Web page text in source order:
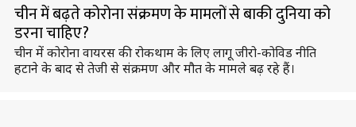
चीन में बढ़ते कोरोना संक्रमण के मामलों से बाकी दुनिया को
डरना चाहिए?
चीन में कोरोना वायरस की रोकथाम के लिए लागू जीरो-कोविड नीति
हटाने के बाद से तेजी से संक्रमण और मौत के मामले बढ़ रहे हैं।